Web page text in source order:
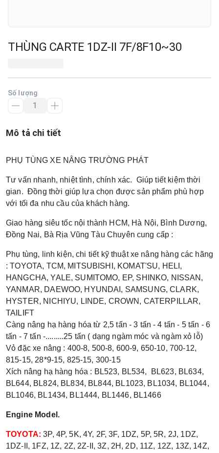
THÙNG CARTE 1DZ-II 7F/8F10~30
Số lượng
Mô tả chi tiết
PHỤ TÙNG XE NÂNG TRƯỜNG PHÁT
Tư vấn nhanh, nhiệt tình, chính xác. Giúp tiết kiệm thời
gian. Đồng thời giúp lựa chọn được sản phẩm phù hợp
với tối đa nhu cầu của khách hàng.
Giao hàng siêu tốc nội thành HCM, Hà Nội, Bình Dương,
Đồng Nai, Bà Rịa Vũng Tàu Chuyên cung cấp :
Phụ tùng, linh kiện, chi tiết kỹ thuật xe nâng hàng các hãng
: TOYOTA, TCM, MITSUBISHI, KOMAT'SU, HELI,
HANGCHA, YALE, SUMITOMO, EP, SHINKO, NISSAN,
YANMAR, DAEWOO, HYUNDAI, SAMSUNG, CLARK,
HYSTER, NICHIYU, LINDE, CROWN, CATERPILLAR,
TAILIFT
Càng nâng hạ hàng hóa từ 2,5 tấn - 3 tấn - 4 tấn - 5 tấn - 6
tấn - 7 tấn -.........25 tấn ( dạng ngàm móc và ngàm xỏ lỗ)
Vỏ đặc xe nâng : 400-8, 500-8, 600-9, 650-10, 700-12,
815-15, 28*9-15, 825-15, 300-15
Xích nâng hạ hàng hóa : BL523, BL534, BL623, BL634,
BL644, BL824, BL834, BL844, BL1023, BL1034, BL1044,
BL1046, BL1434, BL1444, BL1446, BL1466
Engine Model.
TOYOTA: 3P, 4P, 5K, 4Y, 2F, 3F, 1DZ, 5P, 5R, 2J, 1DZ,
1DZ-II, 1FZ, 1Z, 2Z, 2Z-II, 3Z, 2H, 2D, 11Z, 12Z, 13Z, 14Z,